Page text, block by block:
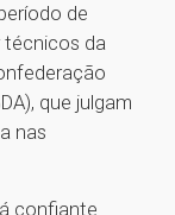
de
técnicos da
que julgam
nas
confiante